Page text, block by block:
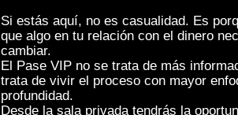
Si estás aquí, no es casualidad. Es
que algo en tu relación con el dinero
cambiar.
El Pase VIP no se trata de más
trata de vivir el proceso con mayor
profundidad.
Desde la sala privada tendrás la